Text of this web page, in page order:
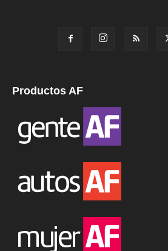
Productos AF